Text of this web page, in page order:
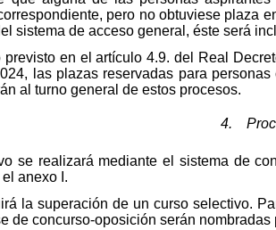
pero no obtuviese plaza
sistema de acceso general, éste será
previsto en el artículo 4.9. del Real
las plazas reservadas para
al turno general de estos procesos.
4.
se realizará mediante el sistema de
anexo I.
la superación de un curso selectivo.
de concurso-oposición serán